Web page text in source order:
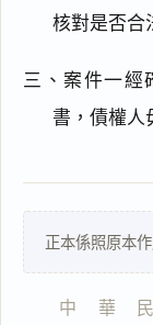
核對是否合
三、案件一經
書，債權人
正本係照原本作
中    華